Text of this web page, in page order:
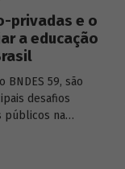
privadas e o
a educação
BNDES 59, são
desafios
públicos na
educação, bem